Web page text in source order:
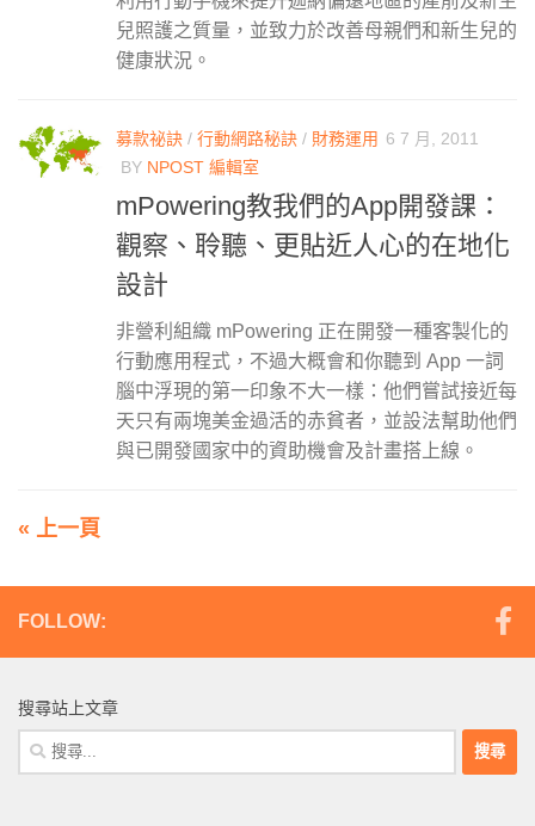
兒照護之質量，並致力於改善母親們和新生兒的
健康狀況。
募款祕訣 / 行動網路秘訣 / 財務運用 6 7 月, 2011
BY NPOST 編輯室
mPowering教我們的App開發課：
觀察、聆聽、更貼近人心的在地化
設計
非營利組織 mPowering 正在開發一種客製化的
行動應用程式，不過大概會和你聽到 App 一詞
腦中浮現的第一印象不大一樣：他們嘗試接近每
天只有兩塊美金過活的赤貧者，並設法幫助他們
與已開發國家中的資助機會及計畫搭上線。
« 上一頁
FOLLOW:
搜尋站上文章
搜
尋